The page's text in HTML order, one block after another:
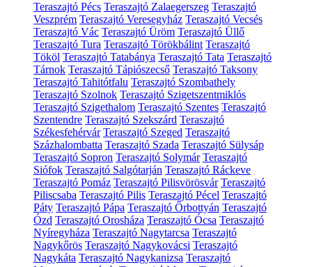
Teraszajtó Pécs Teraszajtó Zalaegerszeg Teraszajtó
Veszprém Teraszajtó Veresegyház Teraszajtó Vecsés
Teraszajtó Vác Teraszajtó Üröm Teraszajtó Üllő
Teraszajtó Tura Teraszajtó Törökbálint Teraszajtó
Tököl Teraszajtó Tatabánya Teraszajtó Tata Teraszajtó
Tárnok Teraszajtó Tápiószecső Teraszajtó Taksony
Teraszajtó Tahitótfalu Teraszajtó Szombathely
Teraszajtó Szolnok Teraszajtó Szigetszentmiklós
Teraszajtó Szigethalom Teraszajtó Szentes Teraszajtó
Szentendre Teraszajtó Szekszárd Teraszajtó
Székesfehérvár Teraszajtó Szeged Teraszajtó
Százhalombatta Teraszajtó Szada Teraszajtó Sülysáp
Teraszajtó Sopron Teraszajtó Solymár Teraszajtó
Siófok Teraszajtó Salgótarján Teraszajtó Ráckeve
Teraszajtó Pomáz Teraszajtó Pilisvörösvár Teraszajtó
Piliscsaba Teraszajtó Pilis Teraszajtó Pécel Teraszajtó
Páty Teraszajtó Pápa Teraszajtó Őrbottyán Teraszajtó
Ózd Teraszajtó Orosháza Teraszajtó Ócsa Teraszajtó
Nyíregyháza Teraszajtó Nagytarcsa Teraszajtó
Nagykőrös Teraszajtó Nagykovácsi Teraszajtó
Nagykáta Teraszajtó Nagykanizsa Teraszajtó